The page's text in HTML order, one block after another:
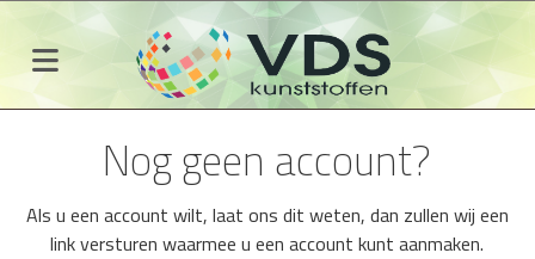
Nog geen account?
Als u een account wilt, laat ons dit weten, dan zullen wij een
link versturen waarmee u een account kunt aanmaken.